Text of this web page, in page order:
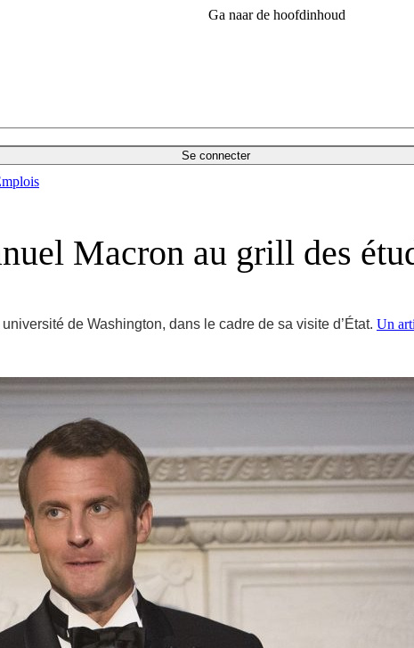
Ga naar de hoofdinhoud
Se connecter
Macron au grill des
de Washington, dans le cadre de sa visite d’État. Un